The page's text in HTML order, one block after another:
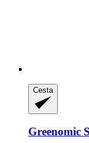
Cesta
Greenomic